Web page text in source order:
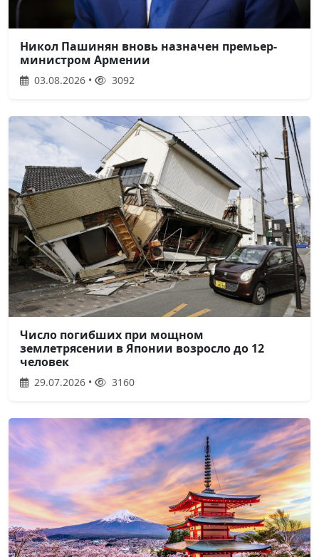
Никол Пашинян вновь назначен премьер-
министром Армении
03.08.2026 • 3092
Число погибших при мощном
землетрясении в Японии возросло до 12
человек
29.07.2026 • 3160